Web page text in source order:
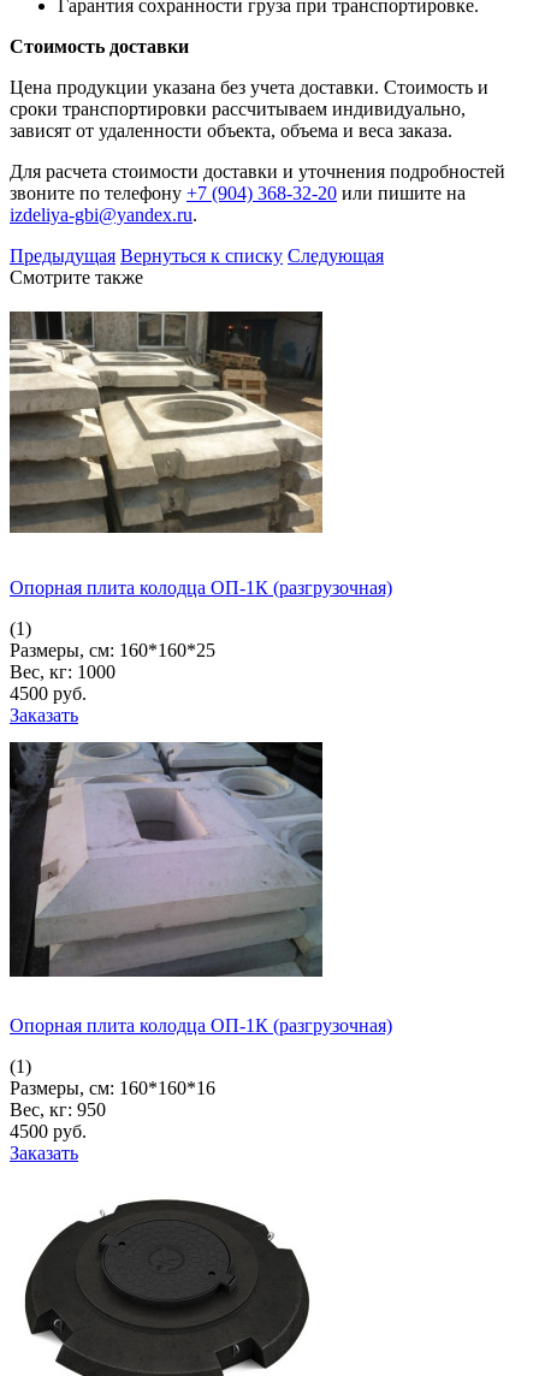
Гарантия сохранности груза при транспортировке.
Стоимость доставки
Цена продукции указана без учета доставки. Стоимость и
сроки транспортировки рассчитываем индивидуально,
зависят от удаленности объекта, объема и веса заказа.
Для расчета стоимости доставки и уточнения подробностей
звоните по телефону +7 (904) 368-32-20 или пишите на
izdeliya-gbi@yandex.ru.
Предыдущая Вернуться к списку Следующая
Смотрите также
Опорная плита колодца ОП-1К (разгрузочная)
(1)
Размеры, см: 160*160*25
Вес, кг: 1000
4500 pуб.
Заказать
Опорная плита колодца ОП-1К (разгрузочная)
(1)
Размеры, см: 160*160*16
Вес, кг: 950
4500 pуб.
Заказать